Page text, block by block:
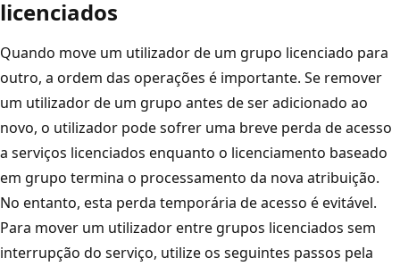
licenciados
Quando move um utilizador de um grupo licenciado para
outro, a ordem das operações é importante. Se remover
um utilizador de um grupo antes de ser adicionado ao
novo, o utilizador pode sofrer uma breve perda de acesso
a serviços licenciados enquanto o licenciamento baseado
em grupo termina o processamento da nova atribuição.
No entanto, esta perda temporária de acesso é evitável.
Para mover um utilizador entre grupos licenciados sem
interrupção do serviço, utilize os seguintes passos pela